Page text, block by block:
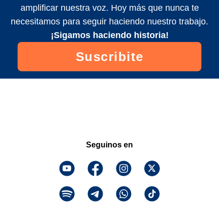
amplificar nuestra voz. Hoy más que nunca te
necesitamos para seguir haciendo nuestro trabajo.
¡Sigamos haciendo historia!
Suscribite
Seguinos en